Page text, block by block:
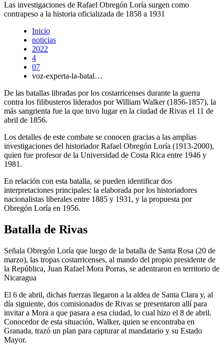
Las investigaciones de Rafael Obregón Loría surgen como
contrapeso a la historia oficializada de 1858 a 1931
Inicio
noticias
2022
4
07
voz-experta-la-batal…
De las batallas libradas por los costarricenses durante la guerra
contra los filibusteros liderados por William Walker (1856-1857), la
más sangrienta fue la que tuvo lugar en la ciudad de Rivas el 11 de
abril de 1856.
Los detalles de este combate se conocen gracias a las amplias
investigaciones del historiador Rafael Obregón Loría (1913-2000),
quien fue profesor de la Universidad de Costa Rica entre 1946 y
1981.
En relación con esta batalla, se pueden identificar dos
interpretaciones principales: la elaborada por los historiadores
nacionalistas liberales entre 1885 y 1931, y la propuesta por
Obregón Loría en 1956.
Batalla de Rivas
Señala Obregón Loría que luego de la batalla de Santa Rosa (20 de
marzo), las tropas costarricenses, al mando del propio presidente de
la República, Juan Rafael Mora Porras, se adentraron en territorio de
Nicaragua
El 6 de abril, dichas fuerzas llegaron a la aldea de Santa Clara y, al
día siguiente, dos comisionados de Rivas se presentaron allí para
invitar a Mora a que pasara a esa ciudad, lo cual hizo el 8 de abril.
Conocedor de esta situación, Walker, quien se encontraba en
Granada, trazó un plan para capturar al mandatario y su Estado
Mayor.